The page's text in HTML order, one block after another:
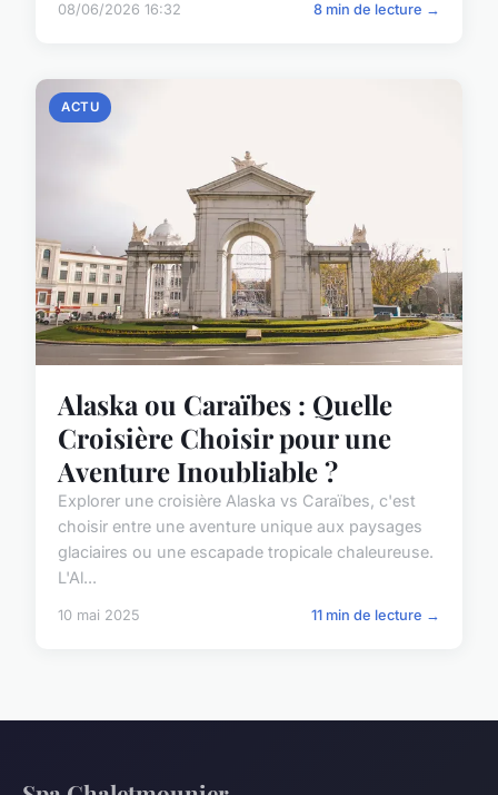
08/06/2026 16:32 8 min de lecture →
ACTU
Alaska ou Caraïbes : Quelle
Croisière Choisir pour une
Aventure Inoubliable ?
Explorer une croisière Alaska vs Caraïbes, c'est
choisir entre une aventure unique aux paysages
glaciaires ou une escapade tropicale chaleureuse.
L'Al...
10 mai 2025 11 min de lecture →